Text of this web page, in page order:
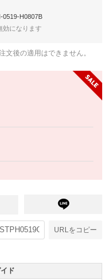
0519-H0807B
効になります
後の適用はできません。
URLをコピー
ド